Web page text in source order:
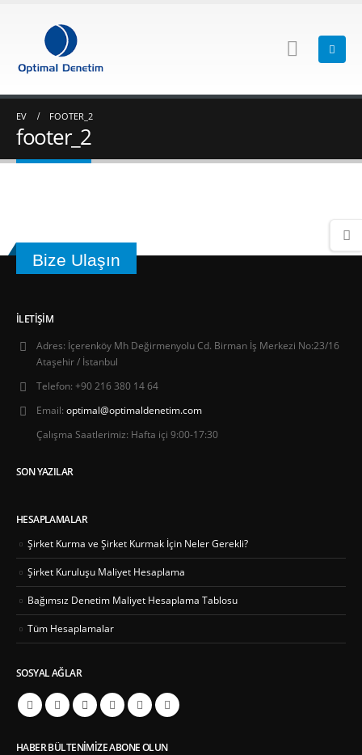
EV FOOTER_2
footer_2
Bize Ulaşın
İLETIŞIM
Adres: İçerenköy Mh Değirmenyolu Cd. Birman İş Merkezi No:23/16
Ataşehir / İstanbul
Telefon: +90 216 380 14 64
Email: optimal@optimaldenetim.com
Çalışma Saatlerimiz: Hafta içi 9:00-17:30
SON YAZILAR
HESAPLAMALAR
Şirket Kurma ve Şirket Kurmak İçin Neler Gerekli?
Şirket Kuruluşu Maliyet Hesaplama
Bağımsız Denetim Maliyet Hesaplama Tablosu
Tüm Hesaplamalar
SOSYAL AĞLAR
HABER BÜLTENIMIZE ABONE OLUN